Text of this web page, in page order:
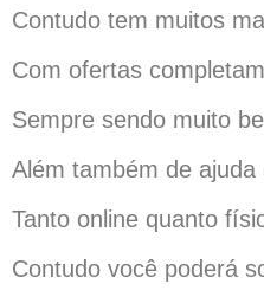
Contudo tem muitos
Com ofertas
Sempre sendo muito
Além também de
Tanto online quanto
Contudo você poderá